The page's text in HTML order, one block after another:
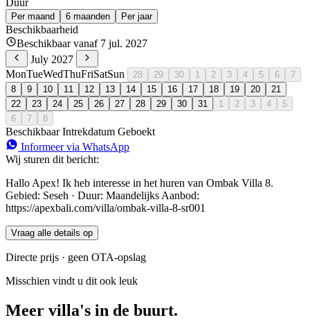
Duur
Per maand 6 maanden Per jaar
Beschikbaarheid
Beschikbaar vanaf 7 jul. 2027
July 2027
MonTueWedThuFriSatSun 28 29 30 1 2 3 4 5 6
7
8
9 10 11 12 13 14 15 16 17 18 19 20
21
22
23 24 25 26 27 28 29 30 31 1 2 3 4
5
6
7 8
Beschikbaar Intrekdatum Geboekt
Informeer via WhatsApp
Wij sturen dit bericht:
Hallo Apex! Ik heb interesse in het huren van Ombak Villa 8.
Gebied: Seseh · Duur: Maandelijks Aanbod:
https://apexbali.com/villa/ombak-villa-8-sr001
Vraag alle details op
Directe prijs · geen OTA-opslag
Misschien vindt u dit ook leuk
Meer villa's in de buurt.